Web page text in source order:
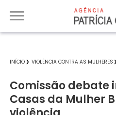
INÍCIO VIOLÊNCIA CONTRA AS MULHERES
Comissão debate
Casas da Mulher